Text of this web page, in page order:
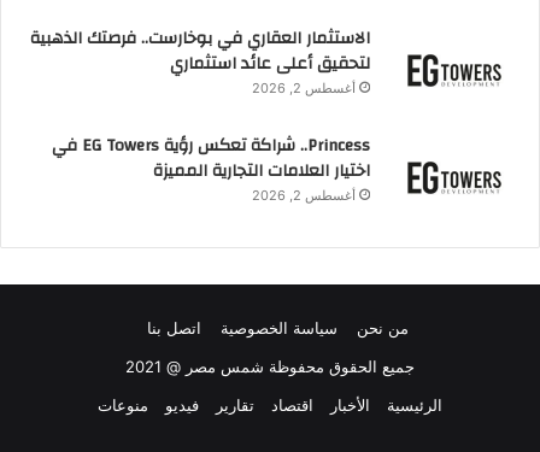
الاستثمار العقاري في بوخارست.. فرصتك الذهبية
لتحقيق أعلى عائد استثماري
أغسطس 2, 2026
Princess.. شراكة تعكس رؤية EG Towers في
اختيار العلامات التجارية المميزة
أغسطس 2, 2026
من نحن سياسة الخصوصية
اتصل بنا
جميع الحقوق محفوظة شمس مصر @ 2021
الرئيسية
الأخبار اقتصاد تقارير فيديو منوعات